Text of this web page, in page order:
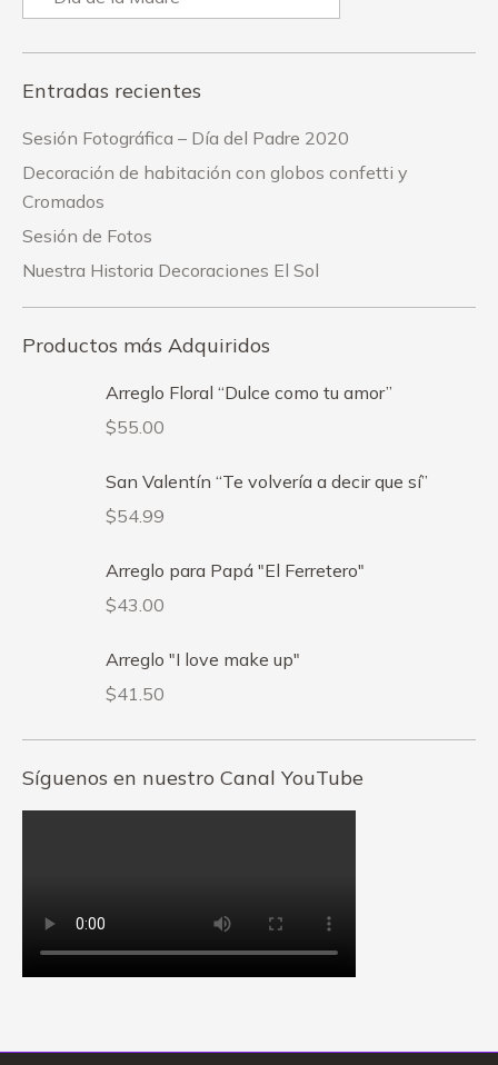
Entradas recientes
Sesión Fotográfica – Día del Padre 2020
Decoración de habitación con globos confetti y
Cromados
Sesión de Fotos
Nuestra Historia Decoraciones El Sol
Productos más Adquiridos
Arreglo Floral “Dulce como tu amor”
$55.00
San Valentín “Te volvería a decir que sí”
$54.99
Arreglo para Papá "El Ferretero"
$43.00
Arreglo "I love make up"
$41.50
Síguenos en nuestro Canal YouTube